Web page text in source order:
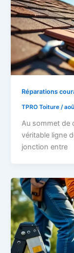
Réparations
TPRO Toiture/
Au sommet de
véritable ligne
jonction entre